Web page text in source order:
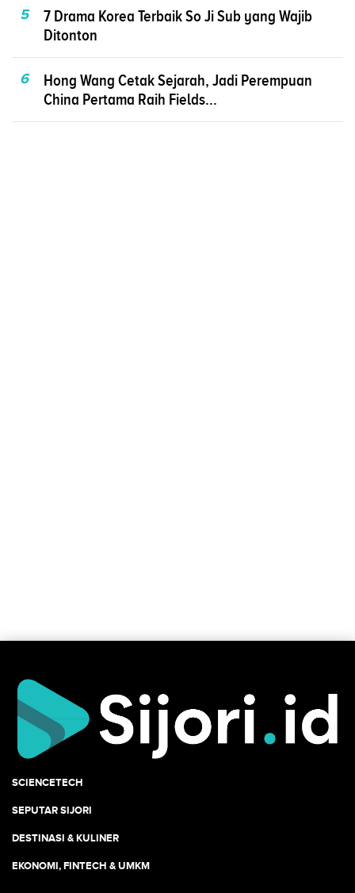
5
7 Drama Korea Terbaik So Ji Sub yang Wajib
Ditonton
6
Hong Wang Cetak Sejarah, Jadi Perempuan
China Pertama Raih Fields...
SCIENCETECH
SEPUTAR SIJORI
DESTINASI & KULINER
EKONOMI, FINTECH & UMKM